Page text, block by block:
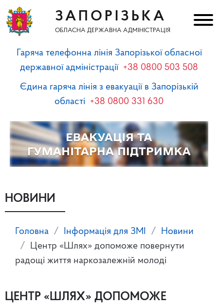
ЗАПОРІЗЬКА
ОБЛАСНА ДЕРЖАВНА АДМІНІСТРАЦІЯ
Гаряча телефонна лінія Запорізької обласної
державної адміністрації +38 0800 503 508
Єдина гаряча лінія з евакуації в Запорізькій
області +38 0800 331 630
НОВИНИ
Головна Інформація для ЗМІ
Новини
Центр «Шлях» допоможе повернути
радощі життя наркозалежній молоді
ЦЕНТР «ШЛЯХ» ДОПОМОЖЕ